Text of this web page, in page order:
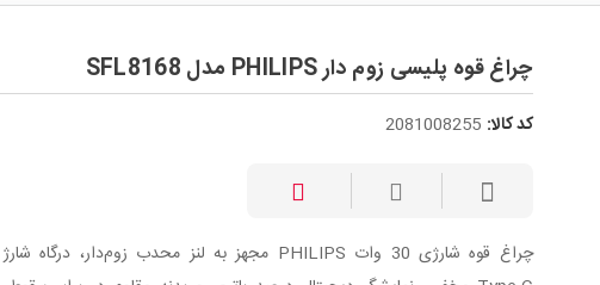
چراغ قوه پلیسی زوم دار PHILIPS مدل SFL8168
کد کالا: 2081008255
چراغ قوه شارژی 30 وات PHILIPS مجهز به لنز محدب زوم‌دار، درگاه شارژ